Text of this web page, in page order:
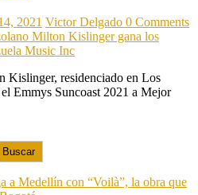
2021 Victor Delgado 0 Comments
Milton Kislinger gana los
Music Inc
Kislinger, residenciado en Los
Emmys Suncoast 2021 a Mejor
Buscar
a Medellín con “Voilà”, la obra que